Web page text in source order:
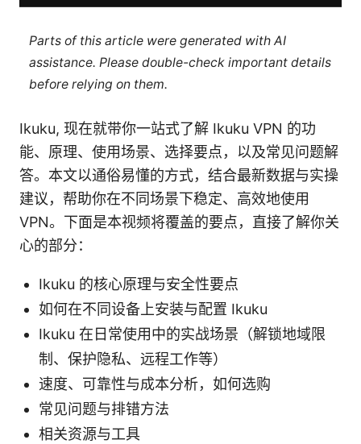
Parts of this article were generated with AI
assistance. Please double-check important details
before relying on them.
Ikuku, 现在就带你一站式了解 Ikuku VPN 的功
能、原理、使用场景、选择要点，以及常见问题解
答。本文以通俗易懂的方式，结合最新数据与实操
建议，帮助你在不同场景下稳定、高效地使用
VPN。下面是本视频将覆盖的要点，直接了解你关
心的部分：
Ikuku 的核心原理与安全性要点
如何在不同设备上安装与配置 Ikuku
Ikuku 在日常使用中的实战场景（解锁地域限
制、保护隐私、远程工作等）
速度、可靠性与成本分析，如何选购
常见问题与排错方法
相关资源与工具